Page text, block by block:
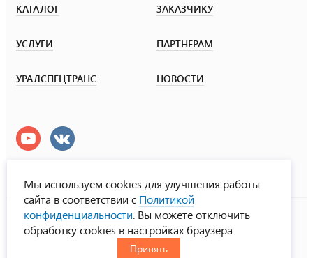
КАТАЛОГ ЗАКАЗЧИКУ
УСЛУГИ ПАРТНЕРАМ
УРАЛСПЕЦТРАНС НОВОСТИ
УралСпецТранс
© ООО «Урал СТ», 2000-2026
Политика конфиденциальности
Мы используем cookies для улучшения работы
сайта в соответствии с Политикой
конфиденциальности . Вы можете отключить
обработку cookies в настройках браузера
Принять